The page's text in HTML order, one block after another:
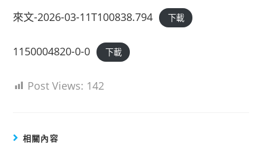
來文-2026-03-11T100838.794 下載
1150004820-0-0 下載
Post Views: 142
相關內容